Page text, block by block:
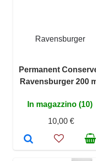
Ravensburger
Permanent
Ravensburger 200
In magazzino (10)
10,00 €